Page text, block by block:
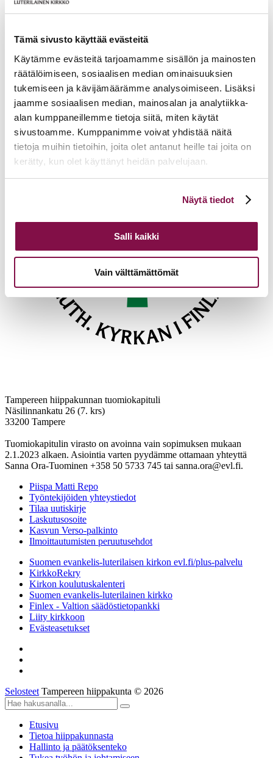
Tämä sivusto käyttää evästeitä
Käytämme evästeitä tarjoamamme sisällön ja mainosten
räätälöimiseen, sosiaalisen median ominaisuuksien
tukemiseen ja kävijämäärämme analysoimiseen. Lisäksi
jaamme sosiaalisen median, mainosalan ja analytiikka-
alan kumppaneillemme tietoja siitä, miten käytät
sivustoamme. Kumppanimme voivat yhdistää näitä
tietoja muihin tietoihin, joita olet antanut heille tai joita on
kerätty, kun olet käyttänyt heidän palvelujaan.
linkistä.
Näytä tiedot
Salli kaikki
Vain välttämättömät
Lisätietoja antaa notaari Hannu Laukkonen,
hannu.laukkonen[a]evl.fi
Ajankohtaista
17.06.2026
Pelastetaan Namibian alkukirkko – yhdessä! –
Namibian kirkon varainkeruukampanja
15.06.2026 Hiippakunnan toimintakalenteri syksy 2026
11.06.2026 Tuomiokapitulin päätöksiä 10.6.2026
Lisää ajankohtaista
Tampereen hiippakunnan tuomiokapituli
Näsilinnankatu 26 (7. krs)
33200 Tampere
Tuomiokapitulin virasto on avoinna vain sopimuksen mukaan
2.1.2023 alkaen. Asiointia varten pyydämme ottamaan yhteyttä
Sanna Ora-Tuominen +358 50 5733 745 tai sanna.ora@evl.fi.
Piispa Matti Repo
Työntekijöiden yhteystiedot
Tilaa uutiskirje
Laskutusosoite
Kasvun Verso-palkinto
Ilmoittautumisten peruutusehdot
Suomen evankelis-luterilaisen kirkon evl.fi/plus-palvelu
KirkkoRekry
Kirkon koulutuskalenteri
Suomen evankelis-luterilainen kirkko
Finlex - Valtion säädöstietopankki
Liity kirkkoon
Evästeasetukset
Selosteet Tampereen hiippakunta © 2026
Etusivu
Tietoa hiippakunnasta
Hallinto ja päätöksenteko